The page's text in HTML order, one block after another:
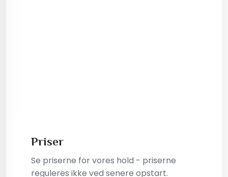
Priser
​Se priserne for vores hold - priserne
reguleres ikke ved senere opstart.